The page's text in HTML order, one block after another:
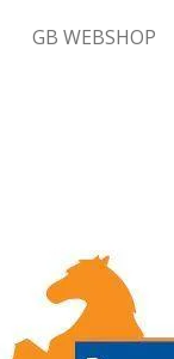
GB WEBSHOP